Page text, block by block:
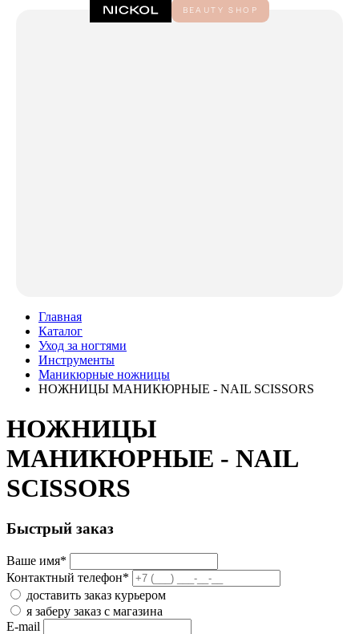
Главная
Каталог
Уход за ногтями
Инструменты
Маникюрные ножницы
НОЖНИЦЫ МАНИКЮРНЫЕ - NAIL SCISSORS
НОЖНИЦЫ
МАНИКЮРНЫЕ - NAIL
SCISSORS
Быстрый заказ
Ваше имя*
Контактный телефон*
доставить заказ курьером
я заберу заказ с магазина
E-mail